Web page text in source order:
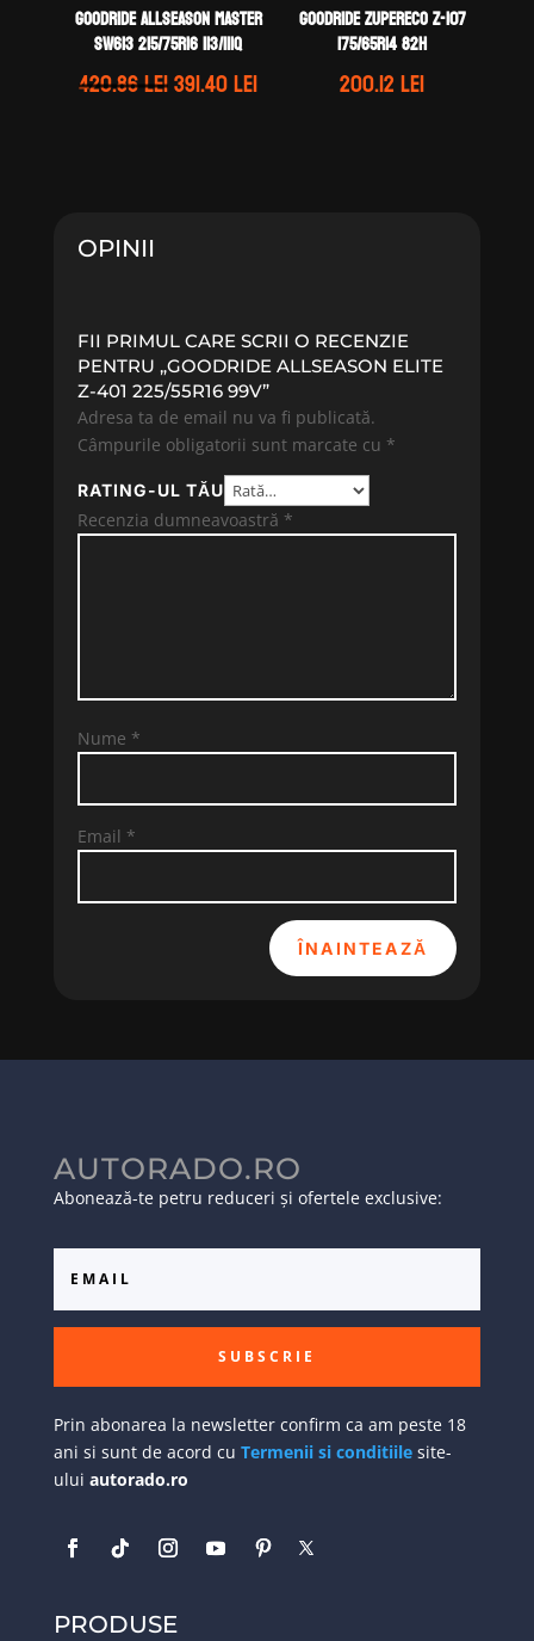
GOODRIDE ALLSEASON MASTER
SW613 215/75R16 113/111Q
420.86leiPrețul
391.40leiPrețul
GOODRIDE ZUPERECO Z-107
175/65R14 82H
200.12lei
OPINII
FII PRIMUL CARE SCRII O RECENZIE
PENTRU „GOODRIDE ALLSEASON ELITE
Z-401 225/55R16 99V”
Adresa ta de email nu va fi publicată.
Câmpurile obligatorii sunt marcate cu *
RATING-UL TĂU
Recenzia dumneavoastră *
Nume *
Email *
ÎNAINTEAZĂ
AUTORADO.RO
Abonează-te petru reduceri și ofertele exclusive:
SUBSCRIE
Prin abonarea la newsletter confirm ca am peste 18
ani si sunt de acord cu Termenii si conditiilesite-
ului autorado.ro
PRODUSE